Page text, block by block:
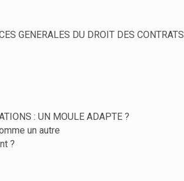
GENERALES DU DROIT DES CONTRATS
: UN MOULE ADAPTE ?
un autre
?